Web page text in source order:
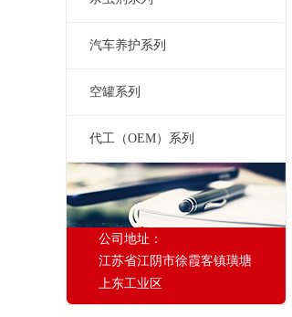
汽车养护系列
空罐系列
代工（OEM）系列
公司地址：
江苏省江阴市徐霞客镇璜塘
上东工业区